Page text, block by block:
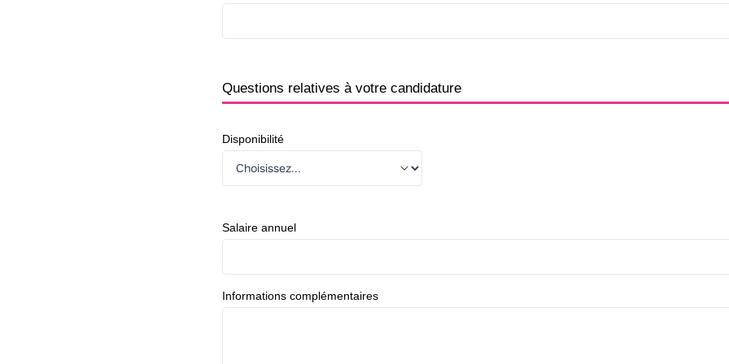
Questions relatives à votre candidature
Disponibilité
Salaire annuel
Informations complémentaires